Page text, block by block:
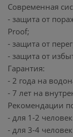
Современная
- защита от
Proof;
- защита от
- защита от
Гарантия:
- 2 года на
- 7 лет на
Рекомендации
- для 1-2
- для 3-4